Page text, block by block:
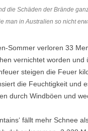
die Schäden der Brände
man in Australien so nicht
Sommer verloren 33
vernichtet worden
steigen die Feuer
die Feuchtigkeit und
durch Windböen und
fällt mehr Schnee